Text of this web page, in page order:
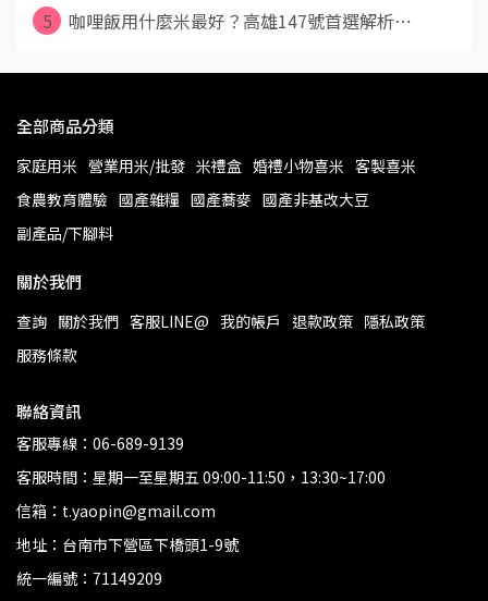
5
咖哩飯用什麼米最好？高雄147號首選解析⋯
全部商品分類
家庭用米 營業用米/批發 米禮盒 婚禮小物喜米 客製喜米
食農教育體驗 國產雜糧 國產蕎麥 國產非基改大豆
副產品/下腳料
關於我們
查詢 關於我們 客服LINE@ 我的帳戶 退款政策 隱私政策
服務條款
聯絡資訊
客服專線：06-689-9139
客服時間：星期一至星期五 09:00-11:50，13:30~17:00
信箱：t.yaopin@gmail.com
地址：台南市下營區下橋頭1-9號
統一編號：71149209